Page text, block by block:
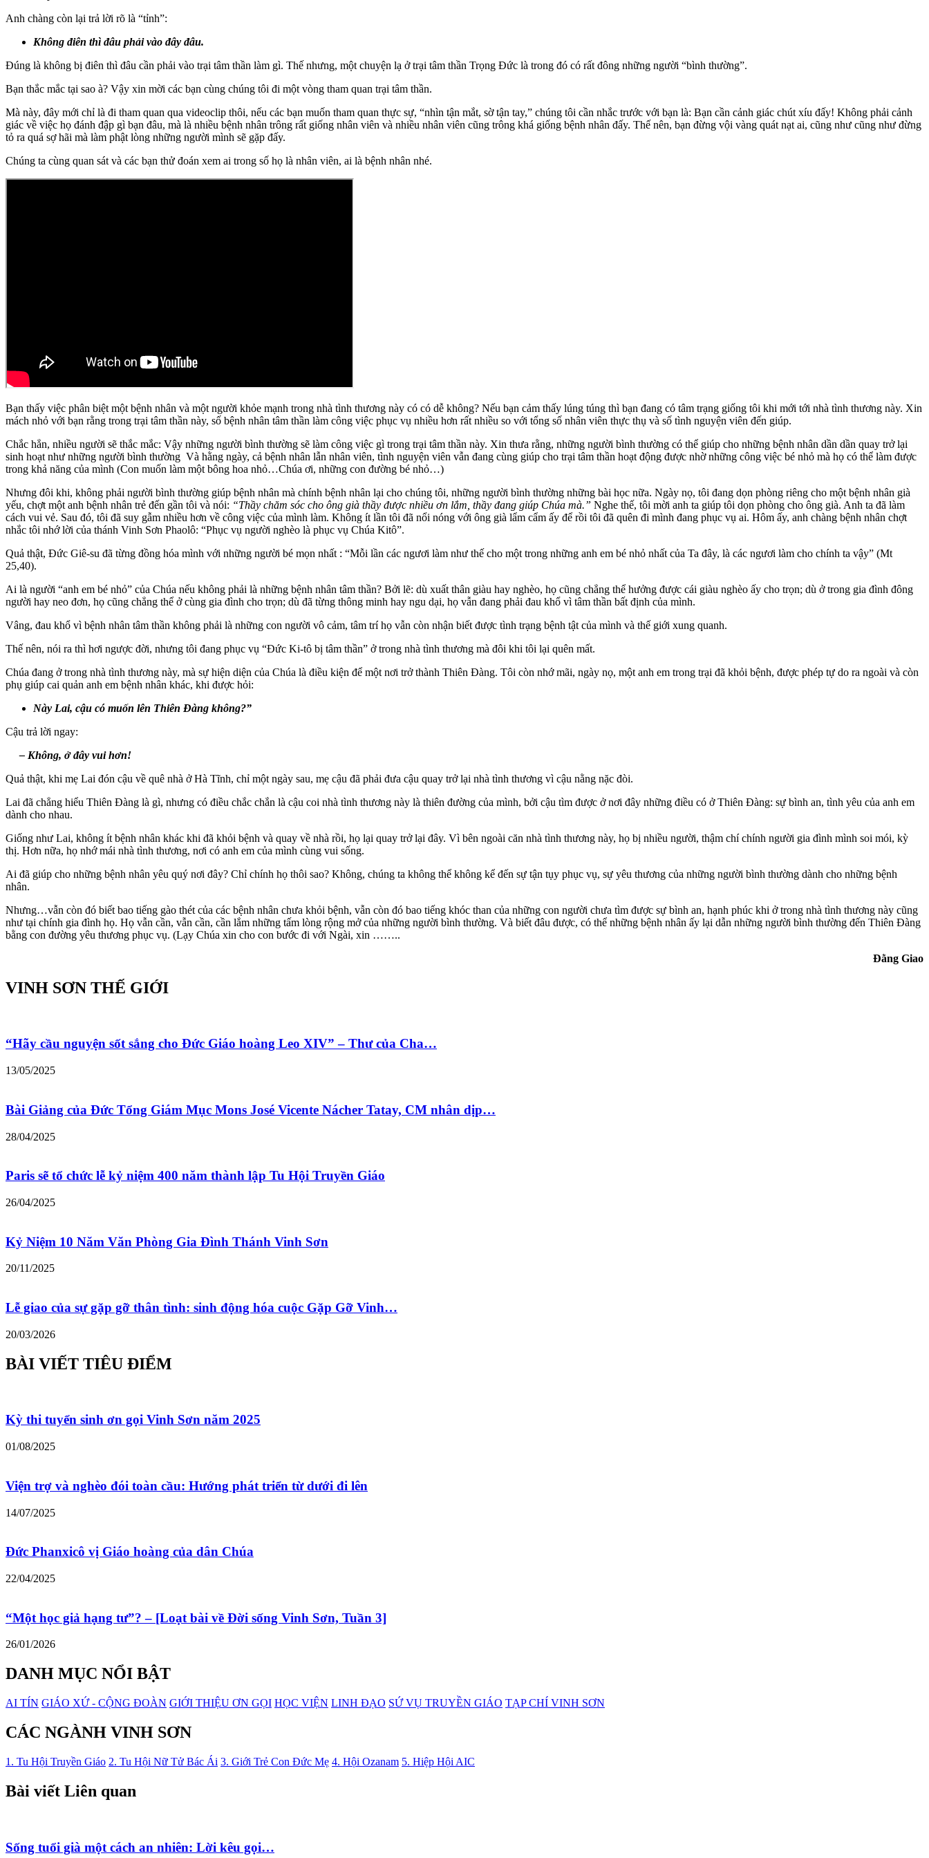
Anh chàng còn lại trả lời rõ là “tỉnh”:
Không điên thì đâu phải vào đây đâu.
Đúng là không bị điên thì đâu cần phải vào trại tâm thần làm gì. Thế nhưng, một chuyện lạ ở trại tâm thần Trọng Đức là trong đó có rất đông những người “bình thường”.
Bạn thắc mắc tại sao à? Vậy xin mời các bạn cùng chúng tôi đi một vòng tham quan trại tâm thần.
Mà này, đây mới chỉ là đi tham quan qua videoclip thôi, nếu các bạn muốn tham quan thực sự, “nhìn tận mắt, sờ tận tay,” chúng tôi cần nhắc trước với bạn là: Bạn cần cảnh giác chút xíu đấy! Không phải cảnh
giác về việc họ đánh đập gì bạn đâu, mà là nhiều bệnh nhân trông rất giống nhân viên và nhiều nhân viên cũng trông khá giống bệnh nhân đấy. Thế nên, bạn đừng vội vàng quát nạt ai, cũng như cũng như đừng
tỏ ra quá sợ hãi mà làm phật lòng những người mình sẽ gặp đấy.
Chúng ta cùng quan sát và các bạn thử đoán xem ai trong số họ là nhân viên, ai là bệnh nhân nhé.
Bạn thấy việc phân biệt một bệnh nhân và một người khỏe mạnh trong nhà tình thương này có có dễ không? Nếu bạn cảm thấy lúng túng thì bạn đang có tâm trạng giống tôi khi mới tới nhà tình thương này. Xin
mách nhỏ với bạn rằng trong trại tâm thần này, số bệnh nhân tâm thần làm công việc phục vụ nhiều hơn rất nhiều so với tổng số nhân viên thực thụ và số tình nguyện viên đến giúp.
Chắc hẳn, nhiều người sẽ thắc mắc: Vậy những người bình thường sẽ làm công việc gì trong trại tâm thần này. Xin thưa rằng, những người bình thường có thể giúp cho những bệnh nhân dần dần quay trở lại
sinh hoạt như những người bình thường Và hằng ngày, cả bệnh nhân lẫn nhân viên, tình nguyện viên vẫn đang cùng giúp cho trại tâm thần hoạt động được nhờ những công việc bé nhỏ mà họ có thể làm được
trong khả năng của mình (Con muốn làm một bông hoa nhỏ…Chúa ơi, những con đường bé nhỏ…)
Nhưng đôi khi, không phải người bình thường giúp bệnh nhân mà chính bệnh nhân lại cho chúng tôi, những người bình thường những bài học nữa. Ngày nọ, tôi đang dọn phòng riêng cho một bệnh nhân già
yếu, chợt một anh bệnh nhân trẻ đến gần tôi và nói: “Thầy chăm sóc cho ông già thầy được nhiều ơn lắm, thầy đang giúp Chúa mà.” Nghe thế, tôi mời anh ta giúp tôi dọn phòng cho ông già. Anh ta đã làm
cách vui vẻ. Sau đó, tôi đã suy gẫm nhiều hơn về công việc của mình làm. Không ít lần tôi đã nổi nóng với ông già lẩm cẩm ấy để rồi tôi đã quên đi mình đang phục vụ ai. Hôm ấy, anh chàng bệnh nhân chợt
nhắc tôi nhớ lời của thánh Vinh Sơn Phaolô: “Phục vụ người nghèo là phục vụ Chúa Kitô”.
Quả thật, Đức Giê-su đã từng đồng hóa mình với những người bé mọn nhất : “Mỗi lần các ngươi làm như thế cho một trong những anh em bé nhỏ nhất của Ta đây, là các ngươi làm cho chính ta vậy” (Mt
25,40).
Ai là người “anh em bé nhỏ” của Chúa nếu không phải là những bệnh nhân tâm thần? Bởi lẽ: dù xuất thân giàu hay nghèo, họ cũng chẳng thể hưởng được cái giàu nghèo ấy cho trọn; dù ở trong gia đình đông
người hay neo đơn, họ cũng chẳng thể ở cùng gia đình cho trọn; dù đã từng thông minh hay ngu dại, họ vẫn đang phải đau khổ vì tâm thần bất định của mình.
Vâng, đau khổ vì bệnh nhân tâm thần không phải là những con người vô cảm, tâm trí họ vẫn còn nhận biết được tình trạng bệnh tật của mình và thế giới xung quanh.
Thế nên, nói ra thì hơi ngược đời, nhưng tôi đang phục vụ “Đức Ki-tô bị tâm thần” ở trong nhà tình thương mà đôi khi tôi lại quên mất.
Chúa đang ở trong nhà tình thương này, mà sự hiện diện của Chúa là điều kiện để một nơi trở thành Thiên Đàng. Tôi còn nhớ mãi, ngày nọ, một anh em trong trại đã khỏi bệnh, được phép tự do ra ngoài và còn
phụ giúp cai quản anh em bệnh nhân khác, khi được hỏi:
Này Lai, cậu có muốn lên Thiên Đàng không?”
Cậu trả lời ngay:
– Không, ở đây vui hơn!
Quả thật, khi mẹ Lai đón cậu về quê nhà ở Hà Tĩnh, chỉ một ngày sau, mẹ cậu đã phải đưa cậu quay trở lại nhà tình thương vì cậu nằng nặc đòi.
Lai đã chẳng hiểu Thiên Đàng là gì, nhưng có điều chắc chắn là cậu coi nhà tình thương này là thiên đường của mình, bởi cậu tìm được ở nơi đây những điều có ở Thiên Đàng: sự bình an, tình yêu của anh em
dành cho nhau.
Giống như Lai, không ít bệnh nhân khác khi đã khỏi bệnh và quay về nhà rồi, họ lại quay trở lại đây. Vì bên ngoài căn nhà tình thương này, họ bị nhiều người, thậm chí chính người gia đình mình soi mói, kỳ
thị. Hơn nữa, họ nhớ mái nhà tình thương, nơi có anh em của mình cùng vui sống.
Ai đã giúp cho những bệnh nhân yêu quý nơi đây? Chỉ chính họ thôi sao? Không, chúng ta không thể không kể đến sự tận tụy phục vụ, sự yêu thương của những người bình thường dành cho những bệnh
nhân.
Nhưng…vẫn còn đó biết bao tiếng gào thét của các bệnh nhân chưa khỏi bệnh, vẫn còn đó bao tiếng khóc than của những con người chưa tìm được sự bình an, hạnh phúc khi ở trong nhà tình thương này cũng
như tại chính gia đình họ. Họ vẫn cần, vẫn cần, cần lắm những tấm lòng rộng mở của những người bình thường. Và biết đâu được, có thể những bệnh nhân ấy lại dẫn những người bình thường đến Thiên Đàng
bằng con đường yêu thương phục vụ. (Lạy Chúa xin cho con bước đi với Ngài, xin ……..
Đằng Giao
VINH SƠN THẾ GIỚI
“Hãy cầu nguyện sốt sắng cho Đức Giáo hoàng Leo XIV” – Thư của Cha…
13/05/2025
Bài Giảng của Đức Tổng Giám Mục Mons José Vicente Nácher Tatay, CM nhân dịp…
28/04/2025
Paris sẽ tổ chức lễ kỷ niệm 400 năm thành lập Tu Hội Truyền Giáo
26/04/2025
Kỷ Niệm 10 Năm Văn Phòng Gia Đình Thánh Vinh Sơn
20/11/2025
Lễ giao của sự gặp gỡ thân tình: sinh động hóa cuộc Gặp Gỡ Vinh…
20/03/2026
BÀI VIẾT TIÊU ĐIỂM
Kỳ thi tuyển sinh ơn gọi Vinh Sơn năm 2025
01/08/2025
Viện trợ và nghèo đói toàn cầu: Hướng phát triển từ dưới đi lên
14/07/2025
Đức Phanxicô vị Giáo hoàng của dân Chúa
22/04/2025
“Một học giả hạng tư”? – [Loạt bài về Đời sống Vinh Sơn, Tuần 3]
26/01/2026
DANH MỤC NỔI BẬT
AI TÍN GIÁO XỨ - CỘNG ĐOÀN GIỚI THIỆU ƠN GỌI HỌC VIỆN LINH ĐẠO SỨ VỤ TRUYỀN GIÁO TẠP CHÍ VINH SƠN
CÁC NGÀNH VINH SƠN
1. Tu Hội Truyền Giáo 2. Tu Hội Nữ Tử Bác Ái 3. Giới Trẻ Con Đức Mẹ 4. Hội Ozanam 5. Hiệp Hội AIC
Bài viết Liên quan
Sống tuổi già một cách an nhiên: Lời kêu gọi…